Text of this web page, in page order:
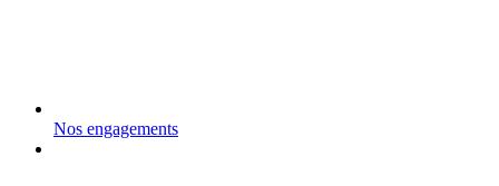
Nos engagements